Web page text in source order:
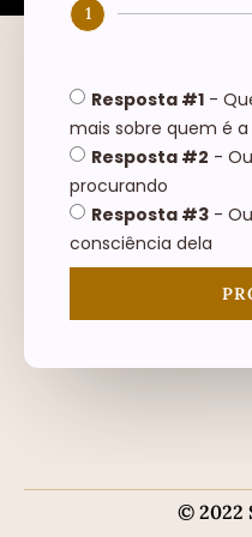
1
Resposta #1 -
mais sobre quem é a
Resposta #2 -
procurando
Resposta #3 -
consciência dela
© 2022